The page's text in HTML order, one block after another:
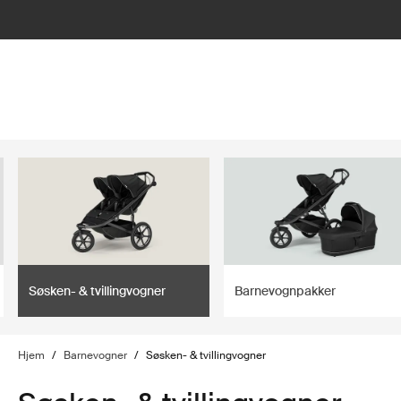
Søsken- & tvillingvogner Barnevognpakker
Hjem / Barnevogner / Søsken- & tvillingvogner